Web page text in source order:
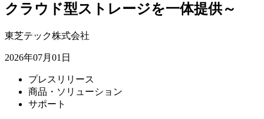
クラウド型ストレージを一体提供～
東芝テック株式会社
2026年07月01日
プレスリリース
商品・ソリューション
サポート